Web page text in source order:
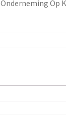
Onderneming Op